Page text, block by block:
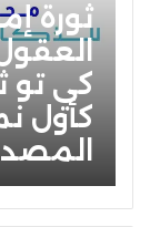
ثورة
كي تو
كأول